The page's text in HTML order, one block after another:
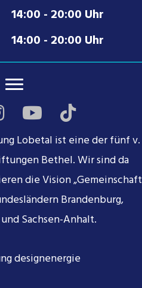
14:00 - 20:00 Uhr
14:00 - 20:00 Uhr
Lobetal ist eine der fünf v.
Bethel. Wir sind da
die Vision „Gemeinschaft
Brandenburg,
Sachsen-Anhalt.
designenergie